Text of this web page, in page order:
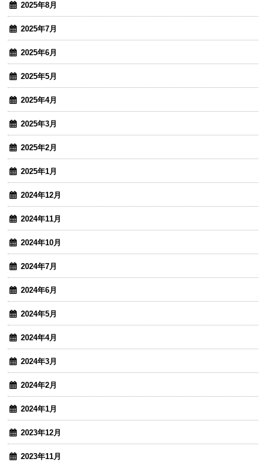
2025年8月
2025年7月
2025年6月
2025年5月
2025年4月
2025年3月
2025年2月
2025年1月
2024年12月
2024年11月
2024年10月
2024年7月
2024年6月
2024年5月
2024年4月
2024年3月
2024年2月
2024年1月
2023年12月
2023年11月